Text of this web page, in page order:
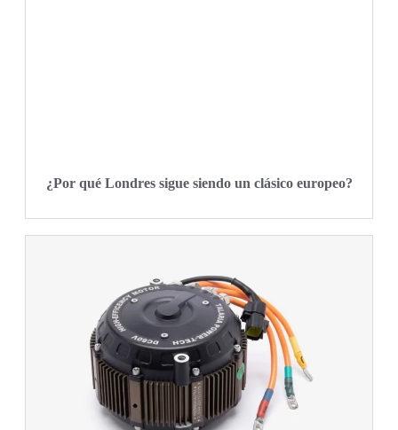
¿Por qué Londres sigue siendo un clásico europeo?